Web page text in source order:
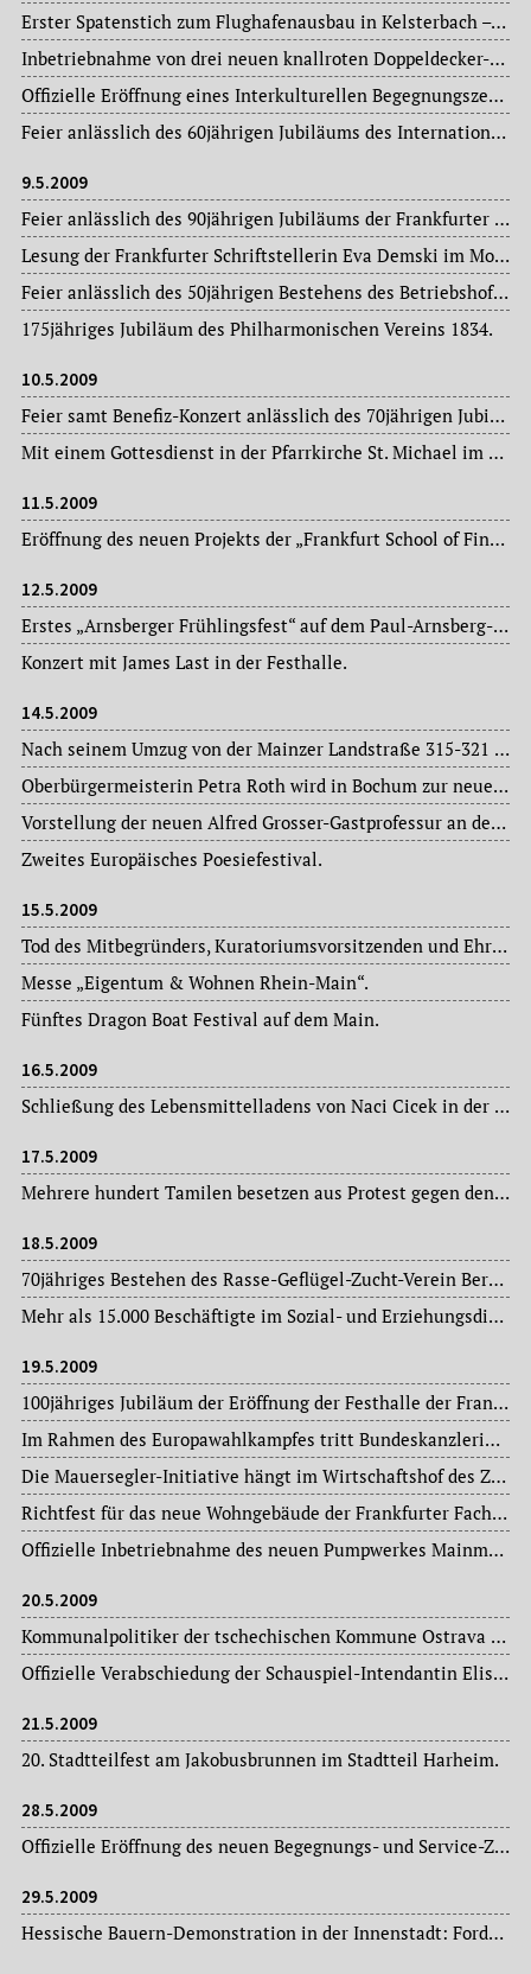
Erster Spatenstich zum Flughafenausbau in Kelsterbach – damit hat offiziell der Bau der neuen Landebahn begonnen.
Inbetriebnahme von drei neuen knallroten Doppeldecker-Bussen der städtischen „Tourismus- und Congress GmbH“.
Offizielle Eröffnung eines Interkulturellen Begegnungszentrums im Stadtteil Fechenheim.
Feier anlässlich des 60jährigen Jubiläums des Internationalen Bundes (IB) im Römer.
9.5.2009
Feier anlässlich des 90jährigen Jubiläums der Frankfurter Arbeiterwohlfahrt (AWO) auf dem Liebfrauenberg.
Lesung der Frankfurter Schriftstellerin Eva Demski im Mousonturm.
Feier anlässlich des 50jährigen Bestehens des Betriebshofes Rebstock der Stadtwerke Verkehrsgesellschaft Frankfurt am Main mbH (VGF).
175jähriges Jubiläum des Philharmonischen Vereins 1834.
10.5.2009
Feier samt Benefiz-Konzert anlässlich des 70jährigen Jubiläums der im Zuge der NS-„Arisierung“ 1939 entstandenen Pestalozzi-(Studien-)Stiftung im Holzhausenschlösschen.
Mit einem Gottesdienst in der Pfarrkirche St. Michael im Stadtteil Sossenheim verabschiedet sich Pfarrer Lorenz Eckhardt.
11.5.2009
Eröffnung des neuen Projekts der „Frankfurt School of Finance and Management“: ein Forschungszentrum für erneuerbare Energien.
12.5.2009
Erstes „Arnsberger Frühlingsfest“ auf dem Paul-Arnsberg-Platz im Ostend.
Konzert mit James Last in der Festhalle.
14.5.2009
Nach seinem Umzug von der Mainzer Landstraße 315-321 in die Kleyerstraße 86 öffnet das neue städtische Ordnungsamt wieder seine Pforten.
Oberbürgermeisterin Petra Roth wird in Bochum zur neuen Präsidentin des Deutschen Städtetages gewählt – sie stand bereits von 1997 bis 1999 und von 2002 bis 2005 an der Spitze des Deutschen Städtetages.
Vorstellung der neuen Alfred Grosser-Gastprofessur an der Johann Wolfgang Goethe-Universität, gestiftet von der Polytechnischen Gesellschaft.
Zweites Europäisches Poesiefestival.
15.5.2009
Tod des Mitbegründers, Kuratoriumsvorsitzenden und Ehrenvorsitzenden der Gesellschaft der Freunde der Alten Oper Frankfurt Dr. Wilfried Guth (1919-2009).
Messe „Eigentum & Wohnen Rhein-Main“.
Fünftes Dragon Boat Festival auf dem Main.
16.5.2009
Schließung des Lebensmittelladens von Naci Cicek in der Nordweststadt – nach 16 Jahren.
17.5.2009
Mehrere hundert Tamilen besetzen aus Protest gegen den Krieg in Sri-Lanka den Hauptbahnhof und legen für mehrere Stunden den gesamten Zugverkehr lahm.
18.5.2009
70jähriges Bestehen des Rasse-Geflügel-Zucht-Verein Bergen-Enkheim e. V.
Mehr als 15.000 Beschäftigte im Sozial- und Erziehungsdienst beteiligen sich an den bundesweiten Streiks für mehr Anerkennung und höhere Löhne. In Frankfurt am Main kommen 500 Frauen und Männer im Bürgerhaus Gallus zusammen, um sich in die Streiklisten einzutragen. Am 19.05. d. J. findet eine Demonstration von 5.000 Erziehern vom Bürgerhaus Gutleut zur Paulskirche statt.
19.5.2009
100jähriges Jubiläum der Eröffnung der Festhalle der Frankfurter Messe in Anwesenheit von Kaiser Wilhelm II. Mit einem „Tag der offenen Tür“ am 28. Juni 2009 feiert die Festhalle ihr einhundertjähriges Bestehen.
Im Rahmen des Europawahlkampfes tritt Bundeskanzlerin Angela Merkel (CDU) auf dem Römerberg vor die Öffentlichkeit.
Die Mauersegler-Initiative hängt im Wirtschaftshof des Zoologischen Gartens die Nistkästen Nummer 999 und 1000 auf.
Richtfest für das neue Wohngebäude der Frankfurter Fachhochschule in der Rat-Beil-Straße.
Offizielle Inbetriebnahme des neuen Pumpwerkes Mainmühle im Stadtteil Höchst.
20.5.2009
Kommunalpolitiker der tschechischen Kommune Ostrava besuchen die Mainstadt und werden vom Stadtkämmerer Uwe Becker offiziell empfangen.
Offizielle Verabschiedung der Schauspiel-Intendantin Elisabeth Schweeger – in Anwesenheit von Oberbürgermeisterin Petra Roth – im Kaisersaal des Römers.
21.5.2009
20. Stadtteilfest am Jakobusbrunnen im Stadtteil Harheim.
28.5.2009
Offizielle Eröffnung des neuen Begegnungs- und Service-Zentrums an der Mörfelder Landstraße in der Seniorenwohnanlage Riedhof im Stadtteil Sachsenhausen.
29.5.2009
Hessische Bauern-Demonstration in der Innenstadt: Forderung nach Staatsbeihilfen für die Landwirtschaft.